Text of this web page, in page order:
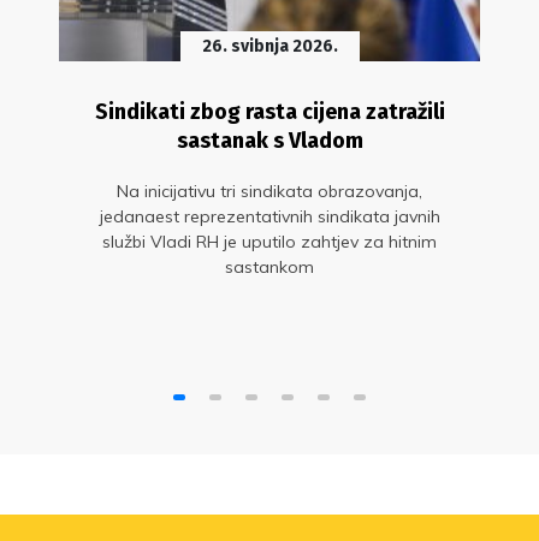
26. svibnja 2026.
Sindikati zbog rasta cijena zatražili
sastanak s Vladom
Na inicijativu tri sindikata obrazovanja,
jedanaest reprezentativnih sindikata javnih
službi Vladi RH je uputilo zahtjev za hitnim
sastankom